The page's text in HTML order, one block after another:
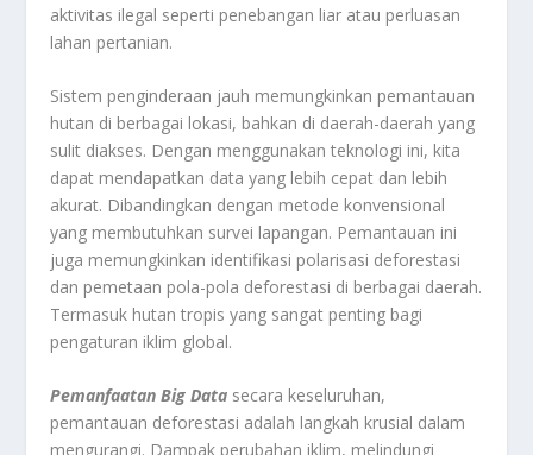
aktivitas ilegal seperti penebangan liar atau perluasan
lahan pertanian.
Sistem penginderaan jauh memungkinkan pemantauan
hutan di berbagai lokasi, bahkan di daerah-daerah yang
sulit diakses. Dengan menggunakan teknologi ini, kita
dapat mendapatkan data yang lebih cepat dan lebih
akurat. Dibandingkan dengan metode konvensional
yang membutuhkan survei lapangan. Pemantauan ini
juga memungkinkan identifikasi polarisasi deforestasi
dan pemetaan pola-pola deforestasi di berbagai daerah.
Termasuk hutan tropis yang sangat penting bagi
pengaturan iklim global.
Pemanfaatan Big Data secara keseluruhan,
pemantauan deforestasi adalah langkah krusial dalam
mengurangi. Dampak perubahan iklim, melindungi